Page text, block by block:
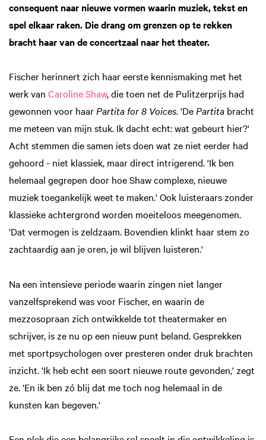
consequent naar nieuwe vormen waarin muziek, tekst en
spel elkaar raken. Die drang om grenzen op te rekken
bracht haar van de concertzaal naar het theater.
Fischer herinnert zich haar eerste kennismaking met het
werk van Caroline Shaw, die toen net de Pulitzerprijs had
gewonnen voor haarPartita for 8 Voices. 'DePartita bracht
me meteen van mijn stuk. Ik dacht echt: wat gebeurt hier?'
Acht stemmen die samen iets doen wat ze niet eerder had
gehoord - niet klassiek, maar direct intrigerend. 'Ik ben
helemaal gegrepen door hoe Shaw complexe, nieuwe
muziek toegankelijk weet te maken.' Ook luisteraars zonder
klassieke achtergrond worden moeiteloos meegenomen.
'Dat vermogen is zeldzaam. Bovendien klinkt haar stem zo
zachtaardig aan je oren, je wil blijven luisteren.'
Na een intensieve periode waarin zingen niet langer
vanzelfsprekend was voor Fischer, en waarin de
mezzosopraan zich ontwikkelde tot theatermaker en
schrijver, is ze nu op een nieuw punt beland. Gesprekken
met sportpsychologen over presteren onder druk brachten
inzicht. 'Ik heb echt een soort nieuwe route gevonden,' zegt
ze. 'En ik ben zó blij dat me toch nog helemaal in de
kunsten kan begeven.'